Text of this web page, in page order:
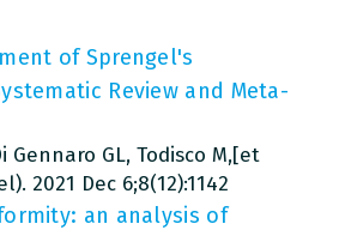
of Sprengel's
Review and Meta-
Gennaro GL, Todisco M,[et
2021 Dec 6;8(12):1142
an analysis of